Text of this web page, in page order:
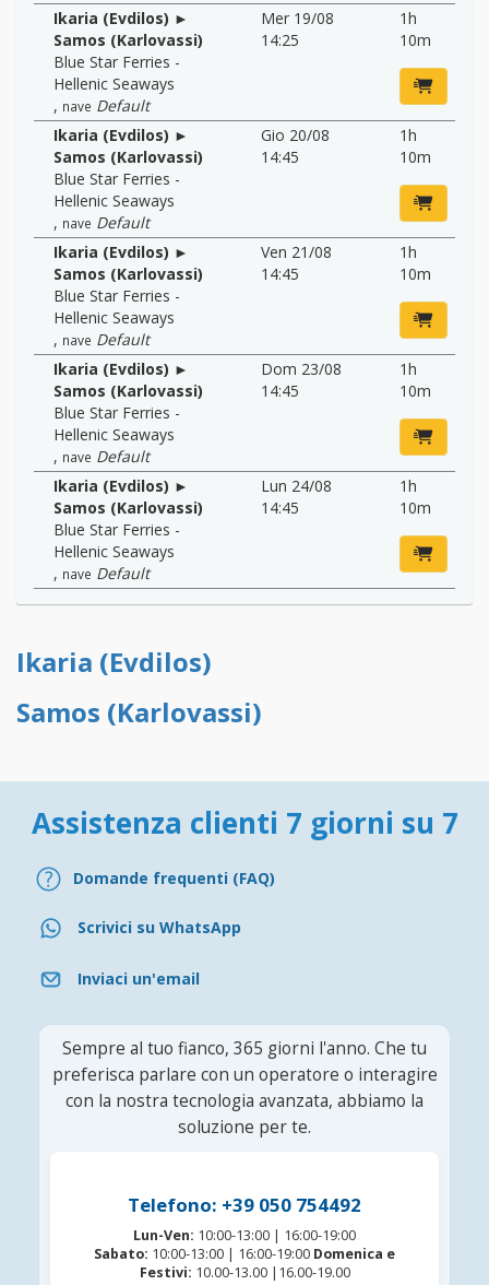
Ikaria (Evdilos) ►
Samos (Karlovassi)
Blue Star Ferries -
Hellenic Seaways
, nave Default
Mer 19/08
14:25
1h
10m
Ikaria (Evdilos) ►
Samos (Karlovassi)
Blue Star Ferries -
Hellenic Seaways
, nave Default
Gio 20/08
14:45
1h
10m
Ikaria (Evdilos) ►
Samos (Karlovassi)
Blue Star Ferries -
Hellenic Seaways
, nave Default
Ven 21/08
14:45
1h
10m
Ikaria (Evdilos) ►
Samos (Karlovassi)
Blue Star Ferries -
Hellenic Seaways
, nave Default
Dom 23/08
14:45
1h
10m
Ikaria (Evdilos) ►
Samos (Karlovassi)
Blue Star Ferries -
Hellenic Seaways
, nave Default
Lun 24/08
14:45
1h
10m
Ikaria (Evdilos)
Samos (Karlovassi)
Assistenza clienti 7 giorni su 7
Domande frequenti (FAQ)
Scrivici su WhatsApp
Inviaci un'email
Sempre al tuo fianco, 365 giorni l'anno. Che tu
preferisca parlare con un operatore o interagire
con la nostra tecnologia avanzata, abbiamo la
soluzione per te.
Telefono: +39 050 754492
Lun-Ven: 10:00-13:00 | 16:00-19:00
Sabato: 10:00-13:00 | 16:00-19:00 Domenica e
Festivi: 10.00-13.00 |16.00-19.00